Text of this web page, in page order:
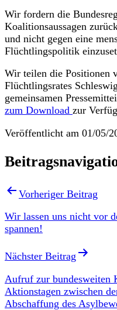
Wir fordern die
Koalitionsaussagen
und nicht gegen eine
Flüchtlingspolitik
Wir teilen die Positionen
Flüchtlingsrates
gemeinsamen
zum Download zur
Veröffentlicht am 01/05/
Vorheriger Beitrag
Wir lassen uns nicht vor
spannen!
Nächster Beitrag
Aufruf zur bundesweiten
Aktionstagen zwischen
Abschaffung des